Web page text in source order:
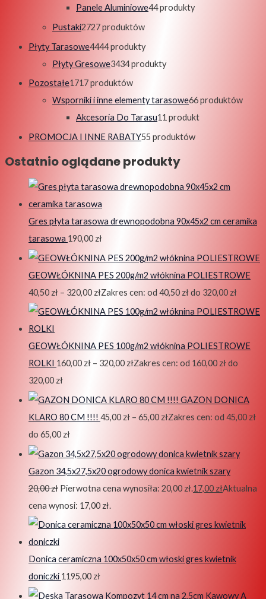
Panele Aluminiowe44 produkty
Pustaki2727 produktów
Płyty Tarasowe4444 produkty
Płyty Gresowe3434 produkty
Pozostałe1717 produktów
Wsporniki i inne elementy tarasowe66 produktów
Akcesoria Do Tarasu11 produkt
PROMOCJA I INNE RABATY55 produktów
Ostatnio oglądane produkty
Gres płyta tarasowa drewnopodobna 90x45x2 cm ceramika
tarasowa 190,00 zł
GEOWŁÓKNINA PES 200g/m2 włóknina POLIESTROWE
40,50 zł – 320,00 złZakres cen: od 40,50 zł do 320,00 zł
GEOWŁÓKNINA PES 100g/m2 włóknina POLIESTROWE
ROLKI 160,00 zł – 320,00 złZakres cen: od 160,00 zł do
320,00 zł
GAZON DONICA
KLARO 80 CM !!!! 45,00 zł – 65,00 złZakres cen: od 45,00 zł
do 65,00 zł
Gazon 34,5x27,5x20 ogrodowy donica kwietnik szary
20,00zł Pierwotna cena wynosiła: 20,00 zł.17,00 złAktualna
cena wynosi: 17,00 zł.
Donica ceramiczna 100x50x50 cm włoski gres kwietnik
doniczki 1195,00 zł